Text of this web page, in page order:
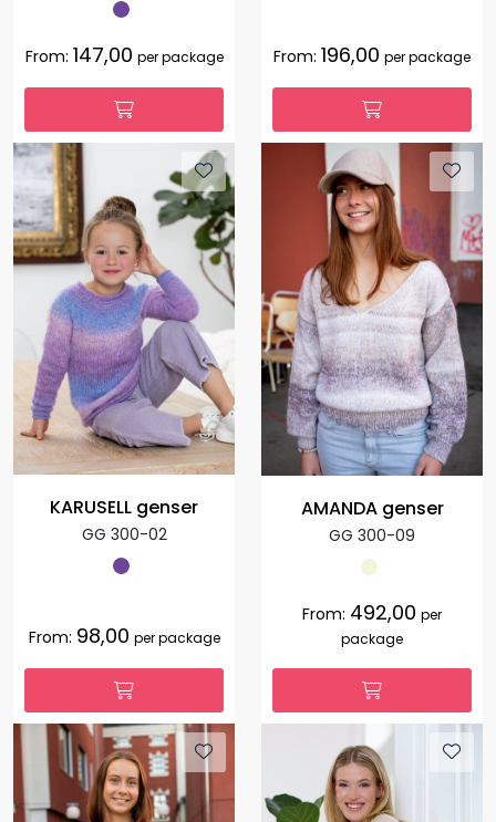
From: 147,00 per package From: 196,00 per package
KARUSELL genser
GG 300-02
From: 98,00 per package
AMANDA genser
GG 300-09
From: 492,00 per
package